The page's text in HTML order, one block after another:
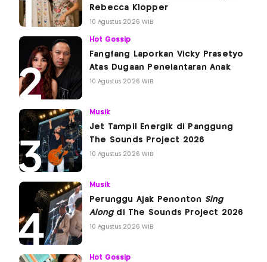
Rebecca Klopper
10 Agustus 2026 WIB
Hot Gossip
Fangfang Laporkan Vicky Prasetyo
Atas Dugaan Penelantaran Anak
10 Agustus 2026 WIB
Musik
Jet Tampil Energik di Panggung
The Sounds Project 2026
10 Agustus 2026 WIB
Musik
Perunggu Ajak Penonton Sing
Alongdi The Sounds Project 2026
10 Agustus 2026 WIB
Hot Gossip